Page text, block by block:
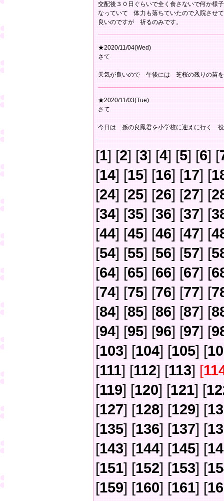
交配後３０日ぐらいで全く食さないで何か
なっていて 体力も落ちていたので入院させ
良いのですが 祈るのみです。
★2020/11/04(Wed)
さて
天気が良いので 午後には 芝桜の残りの苗を
★2020/11/03(Tue)
さて
今日は 孫の良鳳君を小学校に迎えに行く 役
[1] [2] [3] [4] [5] [6] [
[14] [15] [16] [17] [
[24] [25] [26] [27] [
[34] [35] [36] [37] [
[44] [45] [46] [47] [
[54] [55] [56] [57] [
[64] [65] [66] [67] [
[74] [75] [76] [77] [
[84] [85] [86] [87] [
[94] [95] [96] [97] [
[103] [104] [105] [
[111] [112] [113] [
[119] [120] [121] [
[127] [128] [129] [
[135] [136] [137] [
[143] [144] [145] [
[151] [152] [153] [
[159] [160] [161] [